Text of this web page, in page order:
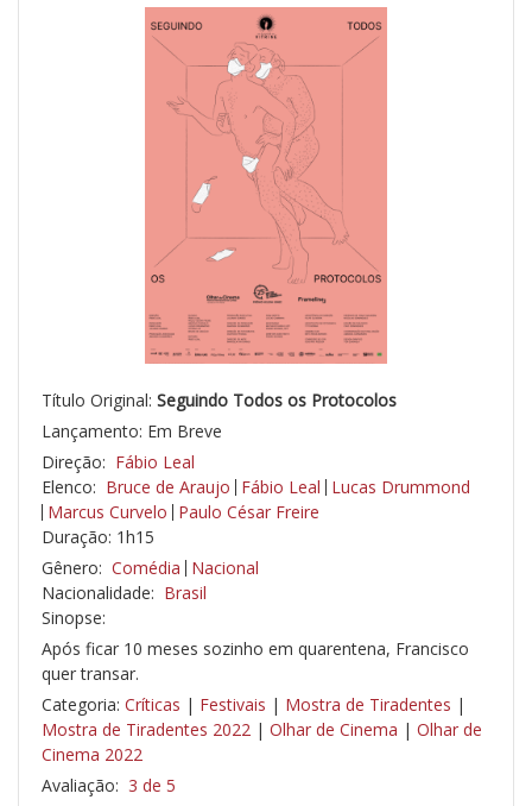
Título Original: Seguindo Todos os Protocolos
Lançamento: Em Breve
Direção: Fábio Leal
Elenco: Bruce de Araujo Fábio Leal Lucas Drummond
Marcus Curvelo Paulo César Freire
Duração: 1h15
Gênero: Comédia Nacional
Nacionalidade: Brasil
Sinopse:
Após ficar 10 meses sozinho em quarentena, Francisco
quer transar.
Categoria: Críticas | Festivais | Mostra de Tiradentes |
Mostra de Tiradentes 2022 | Olhar de Cinema | Olhar de
Cinema 2022
Avaliação: 3 de 5